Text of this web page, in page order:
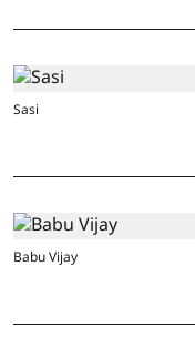
Sasi
Babu Vijay